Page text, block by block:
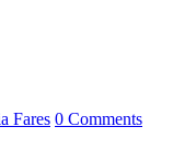
Fares 0 Comments